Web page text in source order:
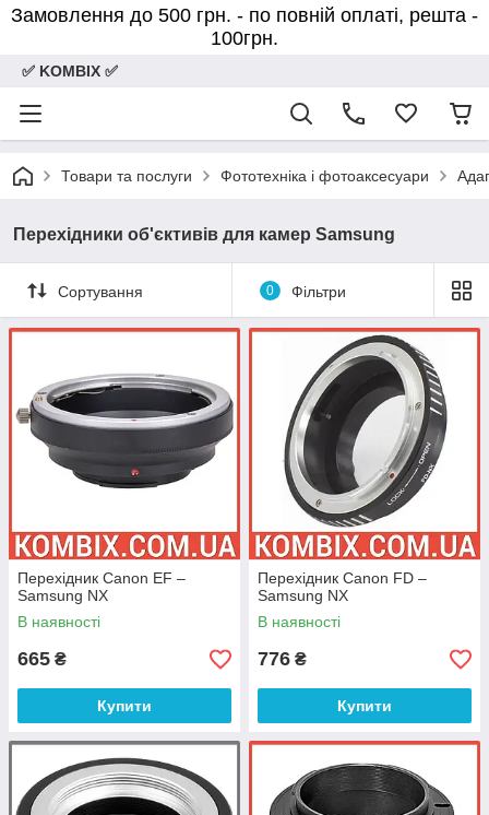
Замовлення до 500 грн. - по повній оплаті, решта -
100грн.
✅ KOMBIX ✅
Товари та послуги Фототехніка і фотоаксесуари
Перехідники об'єктивів для камер Samsung
Сортування 0 Фільтри
Перехідник Canon EF –
Samsung NX
В наявності
665 ₴
Купити
Перехідник Canon FD –
Samsung NX
В наявності
776 ₴
Купити